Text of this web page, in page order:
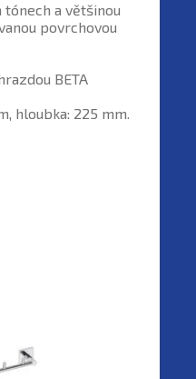
a většinou
povrchovou
BETA
hloubka: 225 mm.